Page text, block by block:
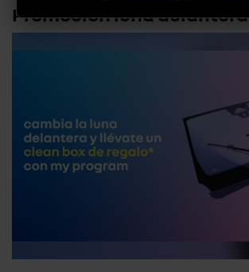
Promoción luna delantera